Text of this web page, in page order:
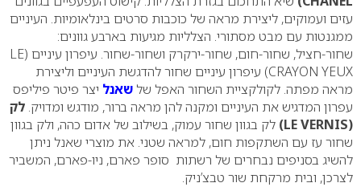
עזים ועמוקים, ליצירת מראה של כוכבות סרטים בינלאומיות. העיניים
ממגנטות עם מבט מסתורי. הצלליות מגיעות בארבע גוונים:
שחור-חציל, שחור-חום, שחור-ירקרק ושחור-שחור. עיפרון עיניים (LE
CRAYON YEUX
) עיפרון עיניים שחור להדגשת העיניים וליצירת
מראה מפתה. לקולקציית השחור האפל שלשאנל יצר פיטר פיליפס
עפרון המדגיש את העיניים ומקנה להן מראה ברור, מודגש ומדויק. לק
(
LE VERNIS
) לק בגוון שחור עמוק, בשילוב של אדום כהה, ולק בגוון
שחור עז עם השתקפות חום, למראה שטני. את מוצרי שאנל ניתן
להשיג בסניפים נבחרים של רשתות סופר פארם, ניו-פארם, המשביר
לצרכן, ובית מרקחת שור טבצ’ניק.